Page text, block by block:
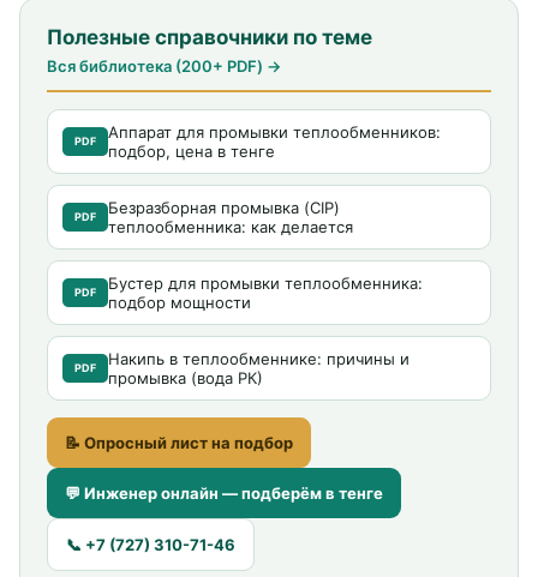
Полезные справочники по теме
Вся библиотека (200+ PDF) →
PDF
Аппарат для промывки теплообменников:
подбор, цена в тенге
PDF
Безразборная промывка (CIP)
теплообменника: как делается
PDF
Бустер для промывки теплообменника:
подбор мощности
PDF
Накипь в теплообменнике: причины и
промывка (вода РК)
📝 Опросный лист на подбор
💬 Инженер онлайн — подберём в тенге
📞 +7 (727) 310-71-46